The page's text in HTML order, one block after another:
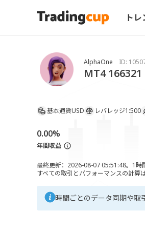
トレ
AlphaOne ID:
MT4 166321
基本通貨USD レバレッジ1:500
0.00%
年間収益
最終更新：2026-08-07 05:51:48。1時
すべての取引とパフォーマンスの計算
時間ごとのデータ同期や取